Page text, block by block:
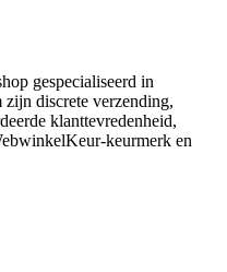
gespecialiseerd in
zijn discrete verzending,
klanttevredenheid,
keurmerk en